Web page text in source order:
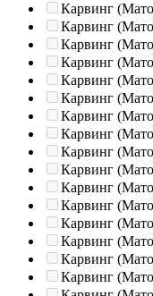
Карвинг
Карвинг
Карвинг
Карвинг
Карвинг
Карвинг
Карвинг
Карвинг
Карвинг
Карвинг
Карвинг
Карвинг
Карвинг
Карвинг
Карвинг
Карвинг